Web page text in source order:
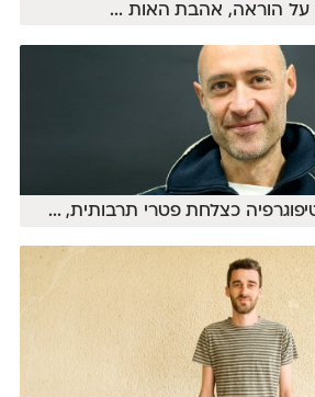
על הוראה, אהבת האות ...
כצלחת פטרי תרבותית,...